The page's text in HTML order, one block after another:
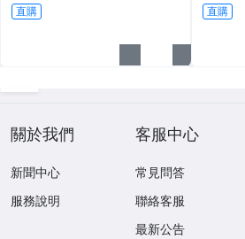
直購 直購
關於我們
新聞中心
服務說明
客服中心
常見問答
聯絡客服
最新公告